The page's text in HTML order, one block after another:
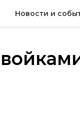
Новости и